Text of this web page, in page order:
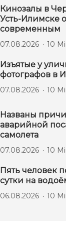
Кинозалы в
Усть-Илимске
современным
07.08.2026 10
Изъятые у
фотографов в
07.08.2026 10
Названы
аварийной
самолета
07.08.2026 10
Пять человек
сутки на
06.08.2026 10